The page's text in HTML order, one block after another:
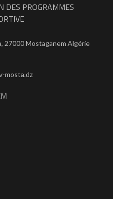
DES PROGRAMMES
27000 Mostaganem Algérie
mosta.dz